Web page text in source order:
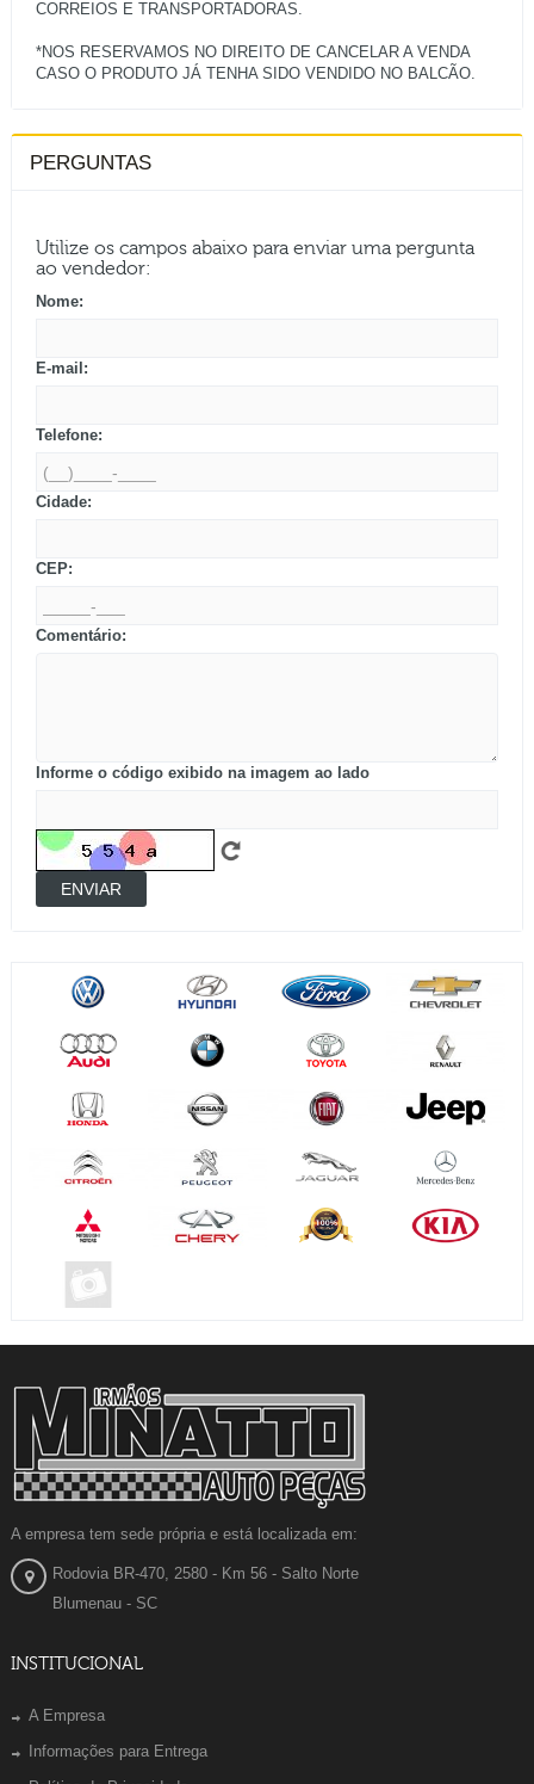
CORREIOS E TRANSPORTADORAS.
*NOS RESERVAMOS NO DIREITO DE CANCELAR A VENDA
PERGUNTAS
Utilize os campos abaixo para enviar uma pergunta
ao vendedor:
Nome:
E-mail:
Telefone:
Cidade:
CEP:
Comentário:
Informe o código exibido na imagem ao lado
ENVIAR
A empresa tem sede própria e está localizada em:
Rodovia BR-470, 2580 - Km 56 - Salto Norte
Blumenau - SC
INSTITUCIONAL
A Empresa
Informações para Entrega